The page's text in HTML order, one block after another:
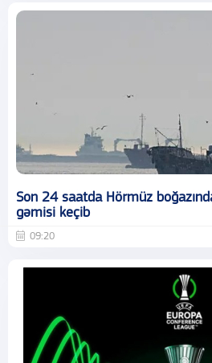
Son 24 saatda Hörmüz
gəmisi keçib
09:20